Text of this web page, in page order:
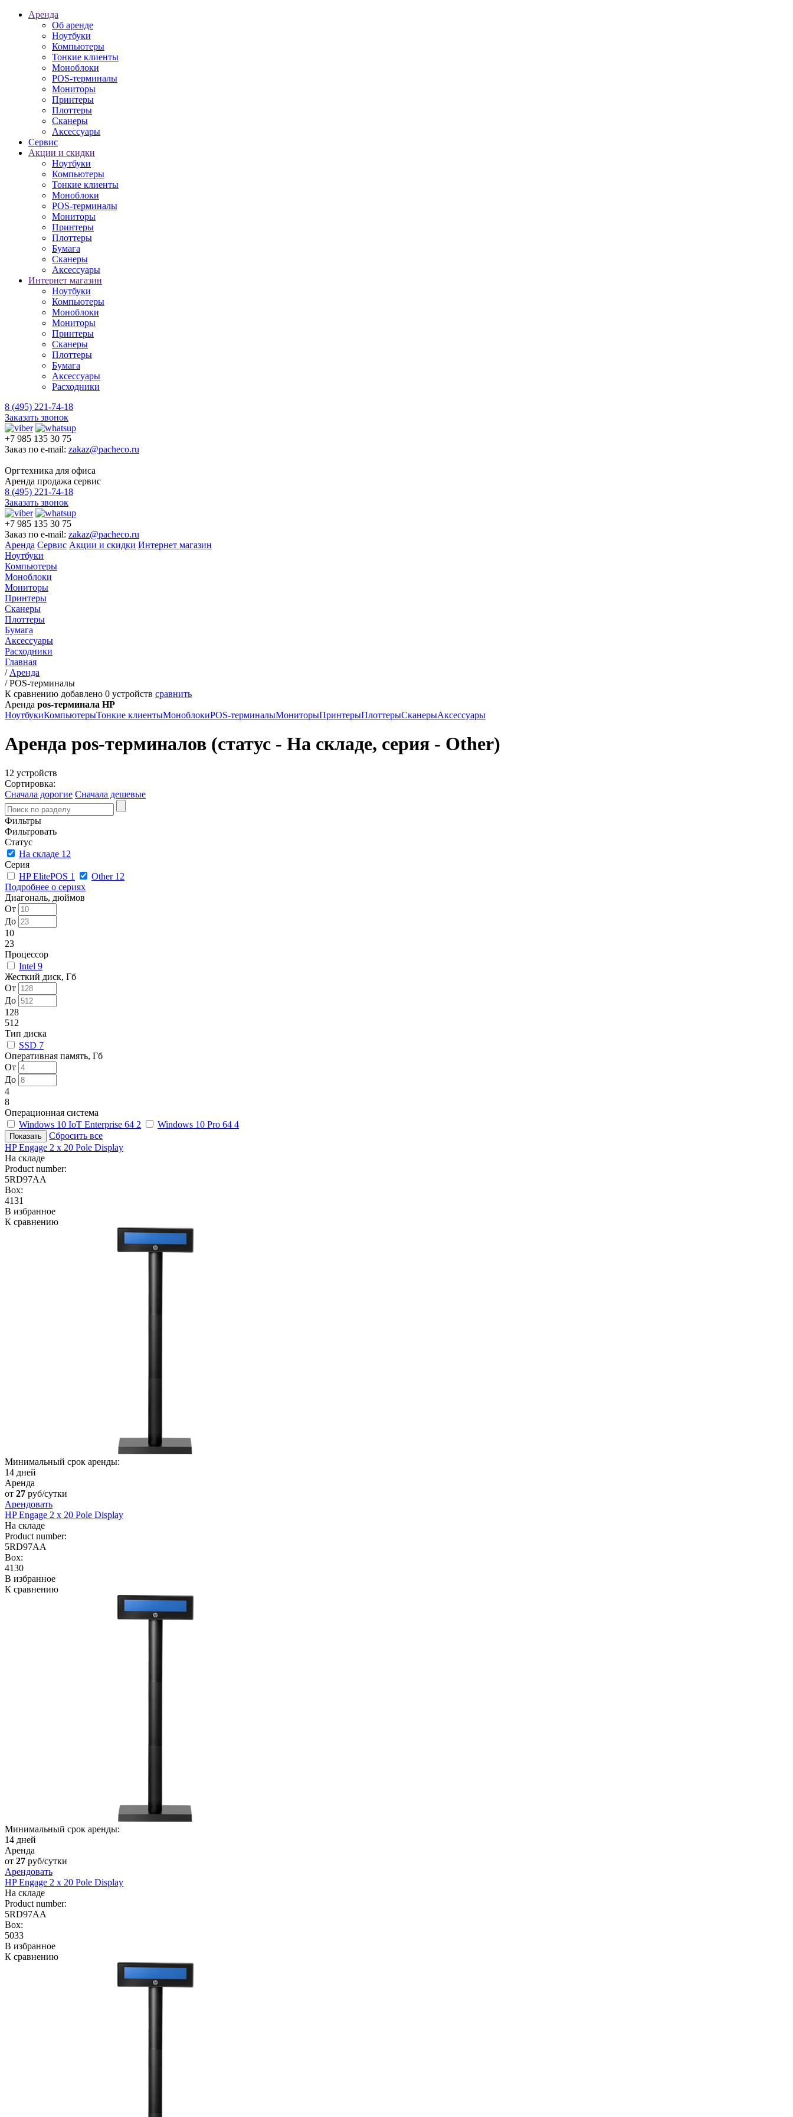
Аренда
Об аренде
Ноутбуки
Компьютеры
Тонкие клиенты
Моноблоки
POS-терминалы
Мониторы
Принтеры
Плоттеры
Сканеры
Аксессуары
Сервис
Акции и скидки
Ноутбуки
Компьютеры
Тонкие клиенты
Моноблоки
POS-терминалы
Мониторы
Принтеры
Плоттеры
Бумага
Сканеры
Аксессуары
Интернет магазин
Ноутбуки
Компьютеры
Моноблоки
Мониторы
Принтеры
Сканеры
Плоттеры
Бумага
Аксессуары
Расходники
8 (495) 221-74-18
Заказать звонок
+7 985 135 30 75
Заказ по e-mail: zakaz@pacheco.ru
Оргтехника для офиса
Аренда продажа сервис
8 (495) 221-74-18
Заказать звонок
+7 985 135 30 75
Заказ по e-mail: zakaz@pacheco.ru
Аренда Сервис Акции и скидки Интернет магазин
Ноутбуки
Компьютеры
Моноблоки
Мониторы
Принтеры
Сканеры
Плоттеры
Бумага
Аксессуары
Расходники
Главная
/ Аренда
/POS-терминалы
К сравнению добавлено 0 устройств сравнить
Аренда pos-терминала HP
НоутбукиКомпьютерыТонкие клиентыМоноблокиPOS-терминалыМониторыПринтерыПлоттерыСканерыАксессуары
Аренда pos-терминалов (статус - На складе, серия - Other)
12 устройств
Сортировка:
Сначала дорогие Сначала дешевые
Фильтры
Фильтровать
Статус
На складе 12
Серия
HP ElitePOS 1 Other 12
Подробнее о сериях
Диагональ, дюймов
От
До
10
23
Процессор
Intel 9
Жесткий диск, Гб
От
До
128
512
Тип диска
SSD 7
Оперативная память, Гб
От
До
4
8
Операционная система
Windows 10 IoT Enterprise 64 2 Windows 10 Pro 64 4
Сбросить все
HP Engage 2 x 20 Pole Display
На складе
Product number:
5RD97AA
Box:
4131
В избранное
К сравнению
Минимальный срок аренды:
14 дней
Аренда
от 27 руб/сутки
Арендовать
HP Engage 2 x 20 Pole Display
На складе
Product number:
5RD97AA
Box:
4130
В избранное
К сравнению
Минимальный срок аренды:
14 дней
Аренда
от 27 руб/сутки
Арендовать
HP Engage 2 x 20 Pole Display
На складе
Product number:
5RD97AA
Box:
5033
В избранное
К сравнению